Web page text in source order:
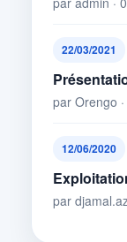
22/03/2021
par Orengo
12/06/2020
par